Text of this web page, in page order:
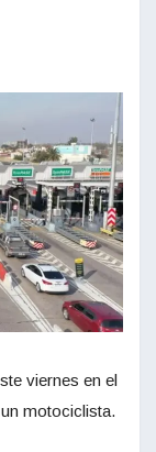
viernes en el
motociclista.